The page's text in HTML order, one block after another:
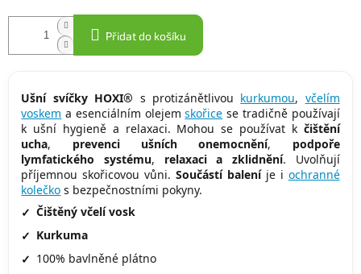
Přidat do košíku
Ušní svíčky HOXI® s protizánětlivou kurkumou, včelím
voskem a esenciálním olejemskořice se tradičně používají
k ušní hygieně a relaxaci. Mohou se používat k čištění
ucha, prevenci ušních onemocnění, podpoře
lymfatického systému, relaxaci a zklidnění. Uvolňují
příjemnou skořicovou vůni.Součástí baleníje i ochranné
kolečko s bezpečnostními pokyny.
Čištěný včelí vosk
Kurkuma
100% bavlněné plátno